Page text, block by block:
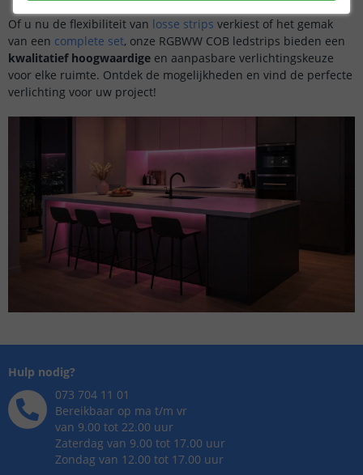
Of u nu de flexibiliteit van losse strips verkiest of het gemak
van een complete set, onze RGBWW COB ledstrips bieden een
kwalitatief hoogwaardige en aanpasbare verlichtingskeuze
voor elke ruimte. Ontdek de mogelijkheden en vind de perfecte
verlichting voor uw project!
Hulp nodig?
073 704 11 01
Bereikbaar op ma t/m vr
van 9.00 tot 22.00 uur
Zaterdag van 9.00 tot 17.00 uur
Zondag van 12.00 tot 17.00 uur